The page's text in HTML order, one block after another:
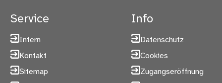
Service
Intern
Kontakt
Sitemap
Info
Datenschutz
Cookies
Zugangseröffnung